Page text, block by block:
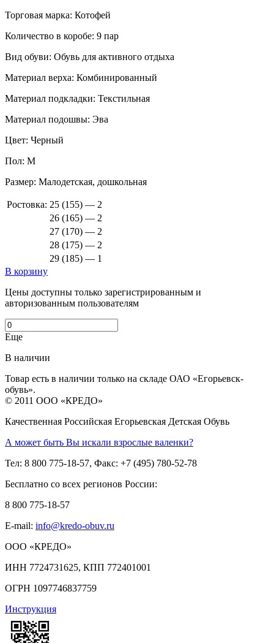
Торговая марка: Котофей
Количество в коробе: 9 пар
Вид обуви: Обувь для активного отдыха
Материал верха: Комбинированный
Материал подкладки: Текстильная
Материал подошвы: Эва
Цвет: Черный
Пол: М
Размер: Малодетская, дошкольная
Ростовка: 25 (155) — 2
26 (165) — 2
27 (170) — 2
28 (175) — 2
29 (185) — 1
В корзину
Цены доступны только зарегистрированным и
авторизованным пользователям
Еще
В наличии
Товар есть в наличии только на складе ОАО «Егорьевск-
обувь».
© 2011 ООО «КРЕДО»
Качественная Российская Егорьевская Детская Обувь
А может быть Вы искали взрослые валенки?
Тел: 8 800 775-18-57, Факс: +7 (495) 780-52-78
Бесплатно со всех регионов России:
8 800 775-18-57
E-mail: info@kredo-obuv.ru
ООО «КРЕДО»
ИНН 7724731625, КПП 772401001
ОГРН 1097746837759
Инструкция